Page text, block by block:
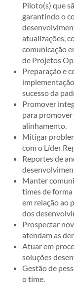
Piloto(s) que
garantindo o
atualizações,
comunicação
de Projetos
Preparação e
sucesso da
Promover
para promover
alinhamento.
Mitigar
com o Líder
Reportes de
Manter
times de
em relação ao
dos
Prospectar
atendam as
Atuar em
soluções
Gestão de
o time.